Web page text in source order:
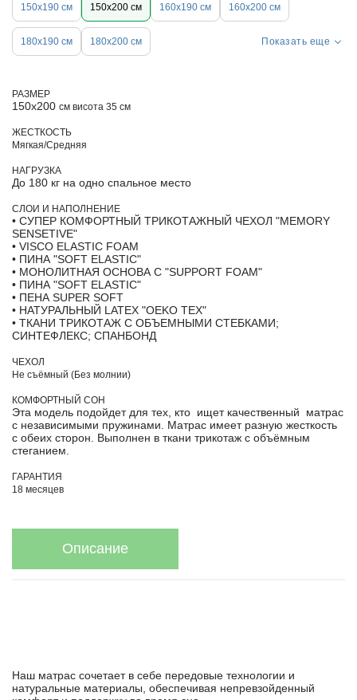
150х190 см 150х200 см 160х190 см 160х200 см
180х190 см 180х200 см Показать еще
РАЗМЕР
150х200 см висота 35 см
ЖЕСТКОСТЬ
Мягкая/Средняя
НАГРУЗКА
До 180 кг на одно спальное место
СЛОИ И НАПОЛНЕНИЕ
• СУПЕР КОМФОРТНЫЙ ТРИКОТАЖНЫЙ ЧЕХОЛ "MEMORY
SENSETIVE"
• VISCO ELASTIC FOAM
• ПИНА "SOFT ELASTIC"
• МОНОЛИТНАЯ ОСНОВА С "SUPPORT FOAM"
• ПИНА "SOFT ELASTIC"
• ПЕНА SUPER SOFT
• НАТУРАЛЬНЫЙ LATEX "OEKO TEX"
• ТКАНИ ТРИКОТАЖ С ОБЪЕМНЫМИ СТЕБКАМИ;
СИНТЕФЛЕКС; СПАНБОНД
ЧЕХОЛ
Не съёмный (Без молнии)
КОМФОРТНЫЙ СОН
Эта модель подойдет для тех, кто ищет качественный матрас
с независимыми пружинами. Матрас имеет разную жесткость
с обеих сторон. Выполнен в ткани трикотаж с объёмным
стеганием.
ГАРАНТИЯ
18 месяцев
Описание
Наш матрас сочетает в себе передовые технологии и
натуральные материалы, обеспечивая непревзойденный